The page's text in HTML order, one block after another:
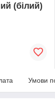
(білий)
Умови